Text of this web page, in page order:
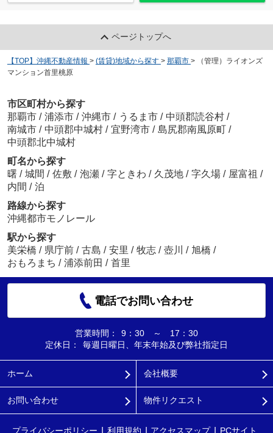
ページトップへ
【TOP】沖縄不動産情報 > (賃貸)地域から探す > 那覇市 >
（管理）ライオンズ
マンション首里桃原
市区町村から探す
那覇市 / 浦添市 / 沖縄市 / うるま市 / 中頭郡読谷村 /
南城市 / 中頭郡中城村 / 宜野湾市 / 島尻郡南風原町 /
中頭郡北中城村
町名から探す
曙 / 城間 / 佐敷 / 泡瀬 / 字ときわ / 久茂地 / 字久場 / 屋富祖 /
内間 / 泊
路線から探す
沖縄都市モノレール
駅から探す
美栄橋 / 県庁前 / 古島 / 安里 / 牧志 / 壺川 / 旭橋 /
おもろまち / 浦添前田 / 首里
電話でお問い合わせ
営業時間：
9：30 ～ 17：30
定休日：
毎週日曜日、年末年始及び弊社指定日
ホーム 会社概要
お問い合わせ 物件リクエスト
プライバシーポリシー 利用規約 アクセスマップ PCサイト